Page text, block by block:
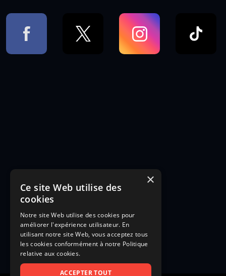
×
Ce site Web utilise des
cookies
Notre site Web utilise des cookies pour
améliorer l'expérience utilisateur. En
utilisant notre site Web, vous acceptez tous
les cookies conformément à notre Politique
relative aux cookies.
ACCEPTER TOUT